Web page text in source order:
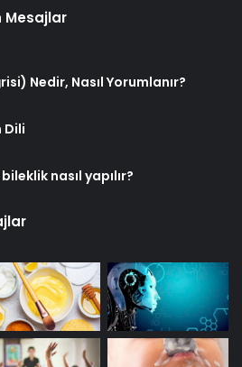
Mesajlar
Nedir, Nasıl Yorumlanır?
Dili
nasıl yapılır?